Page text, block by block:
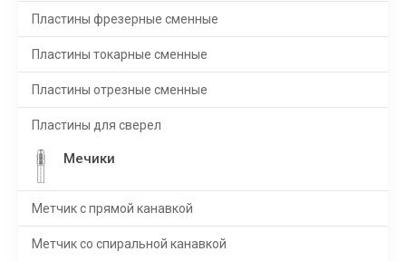
Пластины фрезерные сменные
Пластины токарные сменные
Пластины отрезные сменные
Пластины для сверел
Мечики
Метчик с прямой канавкой
Метчик со спиральной канавкой